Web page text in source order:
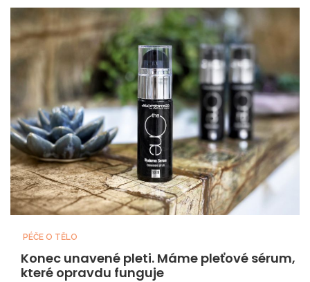
PÉČE O TĚLO
Konec unavené pleti. Máme pleťové sérum,
které opravdu funguje